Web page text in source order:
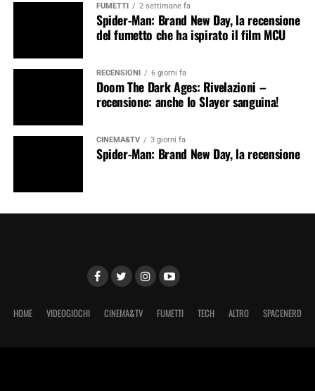
FUMETTI 2 settimane fa
Spider-Man: Brand New Day, la recensione
del fumetto che ha ispirato il film MCU
RECENSIONI 6 giorni fa
Doom The Dark Ages: Rivelazioni –
recensione: anche lo Slayer sanguina!
CINEMA&TV 3 giorni fa
Spider-Man: Brand New Day, la recensione
HOME VIDEOGIOCHI CINEMA&TV FUMETTI TECH ALTRO SPACENERD